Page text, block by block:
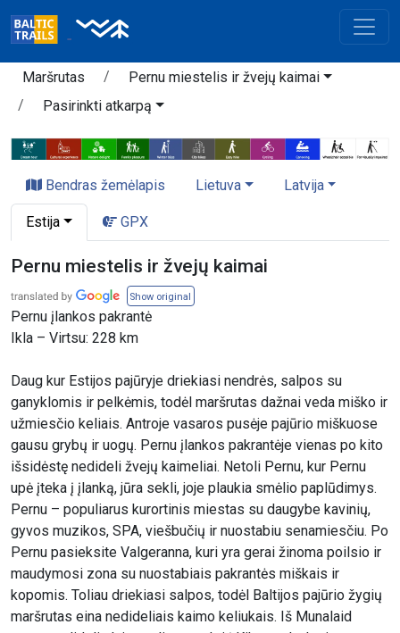
Maršrutas
Pernu miestelis ir žvejų kaimai
Pasirinkti atkarpą
Bendras žemėlapis Lietuva Latvija
Estija GPX
Pernu miestelis ir žvejų kaimai
Show original
Pernu įlankos pakrantė
Ikla – Virtsu: 228 km
Daug kur Estijos pajūryje driekiasi nendrės, salpos su
ganyklomis ir pelkėmis, todėl maršrutas dažnai veda miško ir
užmiesčio keliais. Antroje vasaros pusėje pajūrio miškuose
gausu grybų ir uogų. Pernu įlankos pakrantėje vienas po kito
išsidėstę nedideli žvejų kaimeliai. Netoli Pernu, kur Pernu
upė įteka į įlanką, jūra sekli, joje plaukia smėlio paplūdimys.
Pernu – populiarus kurortinis miestas su daugybe kavinių,
gyvos muzikos, SPA, viešbučių ir nuostabiu senamiesčiu. Po
Pernu pasieksite Valgeranna, kuri yra gerai žinoma poilsio ir
maudymosi zona su nuostabiais pakrantės miškais ir
kopomis. Toliau driekiasi salpos, todėl Baltijos pajūrio žygių
maršrutas eina nedideliais kaimo keliukais. Iš Munalaid